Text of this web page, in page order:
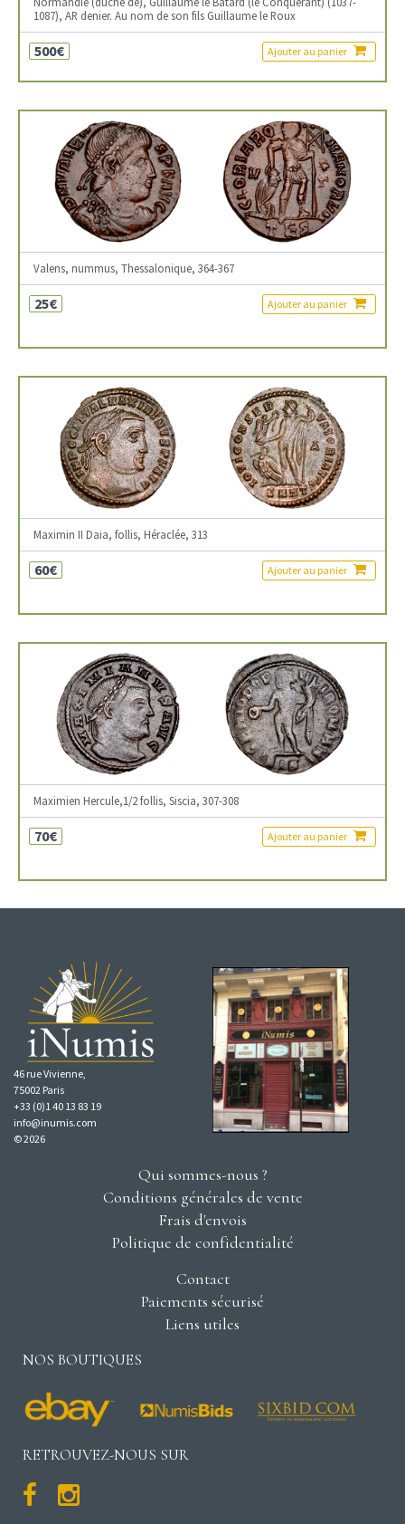
1087), AR denier. Au nom de son fils Guillaume le Roux
500€ Ajouter au panier
Valens, nummus, Thessalonique, 364-367
25€ Ajouter au panier
Maximin II Daia, follis, Héraclée, 313
60€ Ajouter au panier
Maximien Hercule,1/2 follis, Siscia, 307-308
70€ Ajouter au panier
46 rue Vivienne,
75002 Paris
+33 (0)1 40 13 83 19
info@inumis.com
© 2026
Qui sommes-nous ?
Conditions générales de vente
Frais d'envois
Politique de confidentialité
Contact
Paiements sécurisé
Liens utiles
NOS BOUTIQUES
RETROUVEZ-NOUS SUR